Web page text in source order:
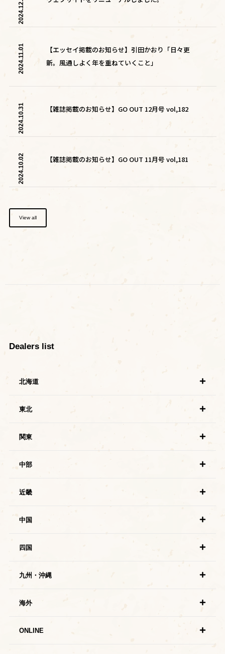
2024.12.10
2024.11.01
【エッセイ掲載のお知らせ】引田かおり「日々更
新。風通しよく年を重ねていくこと」
2024.10.31 【雑誌掲載のお知らせ】GO OUT 12月号 vol,182
2024.10.02 【雑誌掲載のお知らせ】GO OUT 11月号 vol,181
View all
Dealers list
北海道
東北
関東
中部
近畿
中国
四国
九州・沖縄
海外
ONLINE